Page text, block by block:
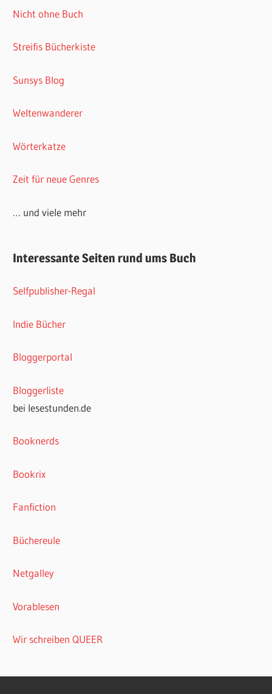
Nicht ohne Buch
Streifis Bücherkiste
Sunsys Blog
Weltenwanderer
Wörterkatze
Zeit für neue Genres
… und viele mehr
Interessante Seiten rund ums Buch
Selfpublisher-Regal
Indie Bücher
Bloggerportal
Bloggerliste
bei lesestunden.de
Booknerds
Bookrix
Fanfiction
Büchereule
Netgalley
Vorablesen
Wir schreiben QUEER